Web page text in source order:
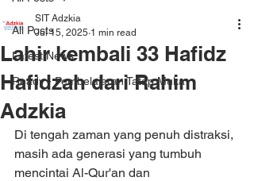
All Posts
Latest News
Ready - Pembelajaran Tatap Muka
Lahir kembali 33 Hafidz
Hafidzah dari Rahim
Adzkia
SIT Adzkia
Jul 15, 2025 1 min read
Di tengah zaman yang penuh distraksi,
masih ada generasi yang tumbuh
mencintai Al-Qur'an dan